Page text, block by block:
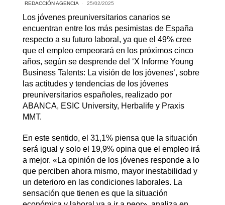
REDACCIÓN AGENCIA 25/02/2025
Los jóvenes preuniversitarios canarios se
encuentran entre los más pesimistas de España
respecto a su futuro laboral, ya que el 49% cree
que el empleo empeorará en los próximos cinco
años, según se desprende del ‘X Informe Young
Business Talents: La visión de los jóvenes’, sobre
las actitudes y tendencias de los jóvenes
preuniversitarios españoles, realizado por
ABANCA, ESIC University, Herbalife y Praxis
MMT.
En este sentido, el 31,1% piensa que la situación
será igual y solo el 19,9% opina que el empleo irá
a mejor. «La opinión de los jóvenes responde a lo
que perciben ahora mismo, mayor inestabilidad y
un deterioro en las condiciones laborales. La
sensación que tienen es que la situación